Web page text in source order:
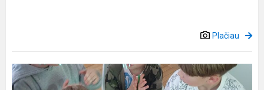
Plačiau
Kalbos
viktorina